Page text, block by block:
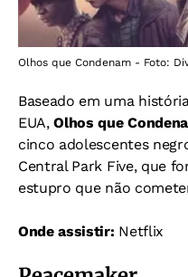
Olhos que Condenam - Foto:
Baseado em uma
EUA,Olhos que
cinco adolescentes
Central Park Five, que
estupro que não
Onde assistir: Netflix